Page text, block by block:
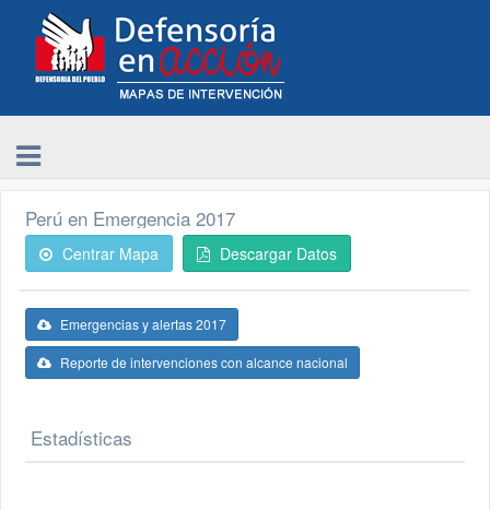
Perú en Emergencia 2017
Centrar Mapa Descargar Datos
Emergencias y alertas 2017
Reporte de intervenciones con alcance nacional
Estadísticas